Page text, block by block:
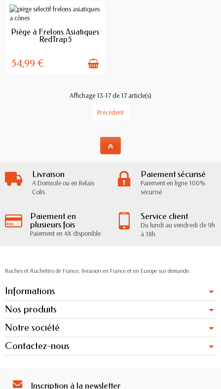
EN STOCK
Piège à Frelons Asiatiques
RedTrap5
54,99 €
Affichage 13-17 de 17 article(s)
Précédent
Livraison
A Domicile ou en Relais
Colis
Paiement sécurisé
Paiement en ligne 100%
sécurisé
Paiement en
plusieurs fois
Paiement en 4X disponible
Service client
Du lundi au vendredi de 9h
à 18h
Ruches et Ruchettes de France, livraison en France et en Europe sur demande.
Informations
Nos produits
Notre société
Contactez-nous
Inscription à la newsletter